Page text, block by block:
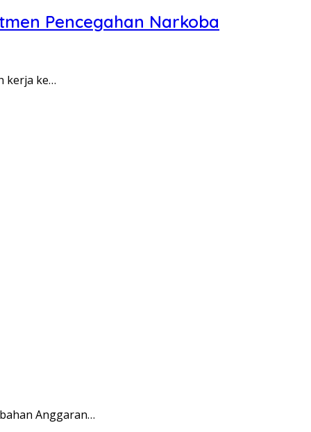
Pencegahan Narkoba
kerja ke…
Anggaran…